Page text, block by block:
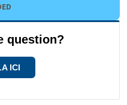
question?
ICI